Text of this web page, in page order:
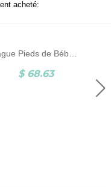
acheté:
Bague Pieds de Bébé-Pierre de Naissance et Gravure-Argent
$ 68.63